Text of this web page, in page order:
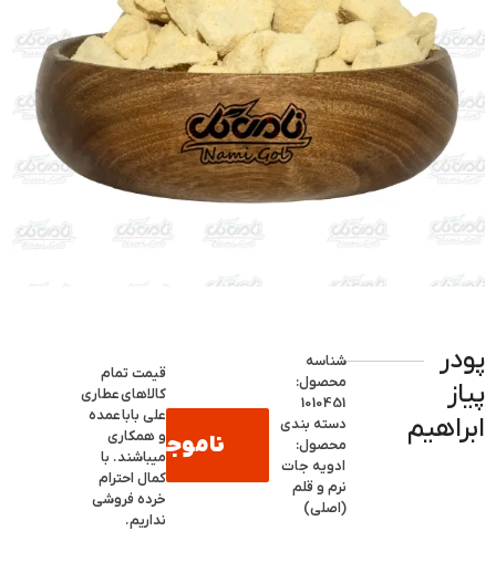
پودر
پیاز
ابراهیم
شناسه
محصول:
1010451
دسته بندی
محصول:
ادویه جات
نرم و قلم
(اصلی)
ناموجود
قیمت تمام
کالاهایعطاری
علی باباعمده
و همکاری
میباشند. با
کمال احترام
خرده فروشی
نداریم.